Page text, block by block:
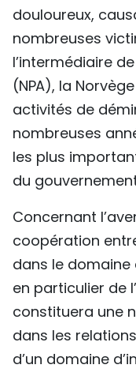
douloureux,
nombreuses
l’intermédiaire
(NPA), la
activités de
nombreuses
les plus
du
Concernant
coopération
dans le domaine
en particulier de
constituera une
dans les
d’un domaine